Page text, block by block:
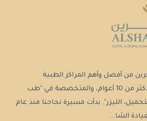
من أفضل وأهم المراكز الطبية
الموجودة في جدّة، لأكثر من 10 أعوام، والمتخصصة في "طب
الليزر". بدأت مسيرة نجاحنا منذ عام